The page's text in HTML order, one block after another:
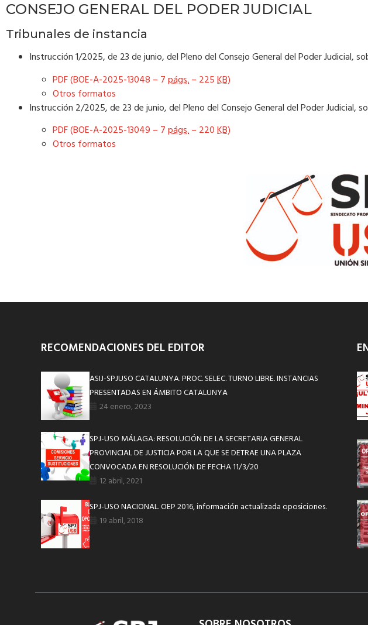
CONSEJO GENERAL DEL PODER JUDICIAL
Tribunales de instancia
Instrucción 1/2025, de 23 de junio, del Pleno del Consejo General del Poder Judicial,
PDF (BOE-A-2025-13048 – 7págs.– 225KB)
Otros formatos
Instrucción 2/2025, de 23 de junio, del Pleno del Consejo General del Poder Judicial,
PDF (BOE-A-2025-13049 – 7págs.– 220KB)
Otros formatos
RECOMENDACIONES DEL EDITOR
ASIJ-SPJUSO CATALUNYA. PROC. SELEC. TURNO LIBRE. INSTANCIAS
PRESENTADAS EN ÁMBITO CATALUNYA
24 enero, 2023
SPJ-USO MÁLAGA: RESOLUCIÓN DE LA SECRETARIA GENERAL
PROVINCIAL DE JUSTICIA POR LA QUE SE DETRAE UNA PLAZA
CONVOCADA EN RESOLUCIÓN DE FECHA 11/3/20
12 abril, 2021
SPJ-USO NACIONAL. OEP 2016, información actualizada oposiciones.
19 abril, 2018